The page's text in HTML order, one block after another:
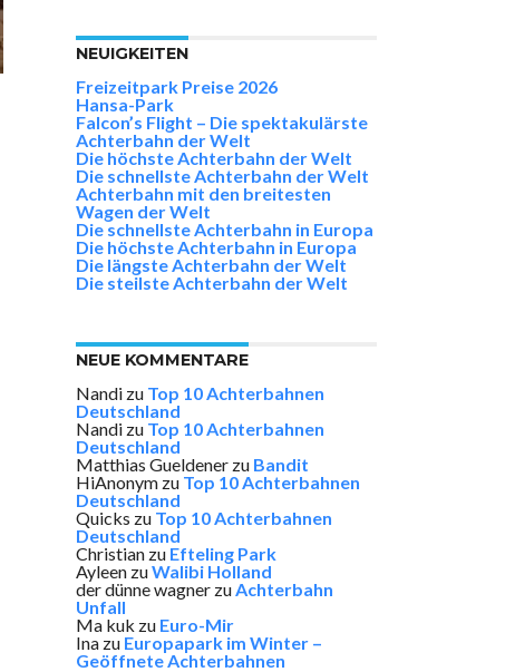
NEUIGKEITEN
Freizeitpark Preise 2026
Hansa-Park
Falcon’s Flight – Die spektakulärste
Achterbahn der Welt
Die höchste Achterbahn der Welt
Die schnellste Achterbahn der Welt
Achterbahn mit den breitesten
Wagen der Welt
Die schnellste Achterbahn in Europa
Die höchste Achterbahn in Europa
Die längste Achterbahn der Welt
Die steilste Achterbahn der Welt
NEUE KOMMENTARE
Nandi zu Top 10 Achterbahnen
Deutschland
Nandi zu Top 10 Achterbahnen
Deutschland
Matthias Gueldener zu Bandit
HiAnonym zu Top 10 Achterbahnen
Deutschland
Quicks zu Top 10 Achterbahnen
Deutschland
Christian zu Efteling Park
Ayleen zuWalibi Holland
der dünne wagner zuAchterbahn
Unfall
Ma kuk zu Euro-Mir
Ina zu Europapark im Winter –
Geöffnete Achterbahnen